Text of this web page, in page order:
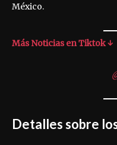
México.
Más Noticias en Tiktok ↓
Detalles sobre